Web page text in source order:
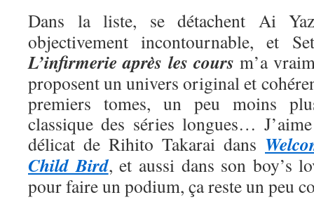
Dans la liste, se détachent Ai
objectivement incontournable, et
L’infirmerie après les cours m’a
proposent un univers original et
premiers tomes, un peu moins
classique des séries longues…
délicat de Rihito Takarai dans
Child Bird, et aussi dans son boy’s
pour faire un podium, ça reste un peu